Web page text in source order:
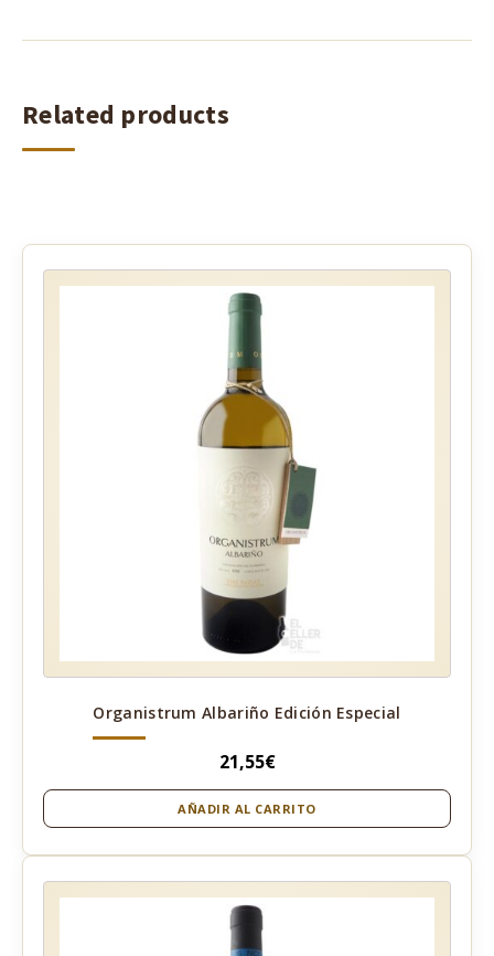
Related products
Organistrum Albariño Edición Especial
21,55€
AÑADIR AL CARRITO